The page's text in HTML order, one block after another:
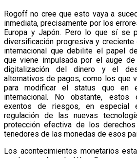
Rogoff no cree que esto vaya a
inmediata, precisamente por los
Europa y Japón. Pero lo que sí se
diversificación progresiva y
internacional que debilite el papel
que viene impulsada por el auge
digitalización del dinero y el
alternativos de pagos, como los que
para modificar el status quo en
internacional. No obstante, estos
exentos de riesgos, en
regulación de las nuevas
protección efectiva de los
tenedores de las monedas de esos
Los acontecimientos monetarios